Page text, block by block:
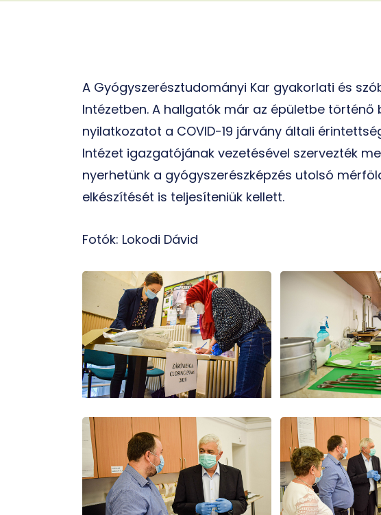
A Gyógyszerésztudományi Kar gyakorlati és
Intézetben. A hallgatók már az épületbe
nyilatkozatot a COVID-19 járvány általi
Intézet igazgatójának vezetésével szervezték
nyerhetünk a gyógyszerészképzés utolsó
elkészítését is teljesíteniük kellett.
Fotók: Lokodi Dávid